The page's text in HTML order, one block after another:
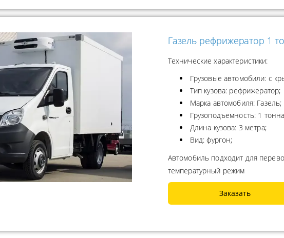
Газель рефрижератор 1
Технические характеристики:
Грузовые автомобили: с
Тип кузова: рефрижератор;
Марка автомобиля: Газель;
Грузоподъемность: 1
Длина кузова: 3 метра;
Вид: фургон;
Автомобиль подходит для
температурный режим
Заказать